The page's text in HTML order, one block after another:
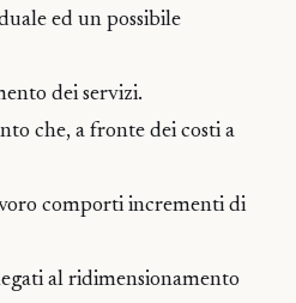
ed un possibile
dei servizi.
che, a fronte dei costi a
comporti incrementi di
al ridimensionamento